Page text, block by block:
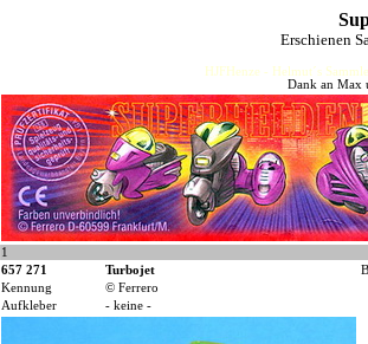
Erschienen
HJFHenze - Helmut´s
Dank an Max
1
657 271
Turbojet
Kennung
© Ferrero
Aufkleber
- keine -